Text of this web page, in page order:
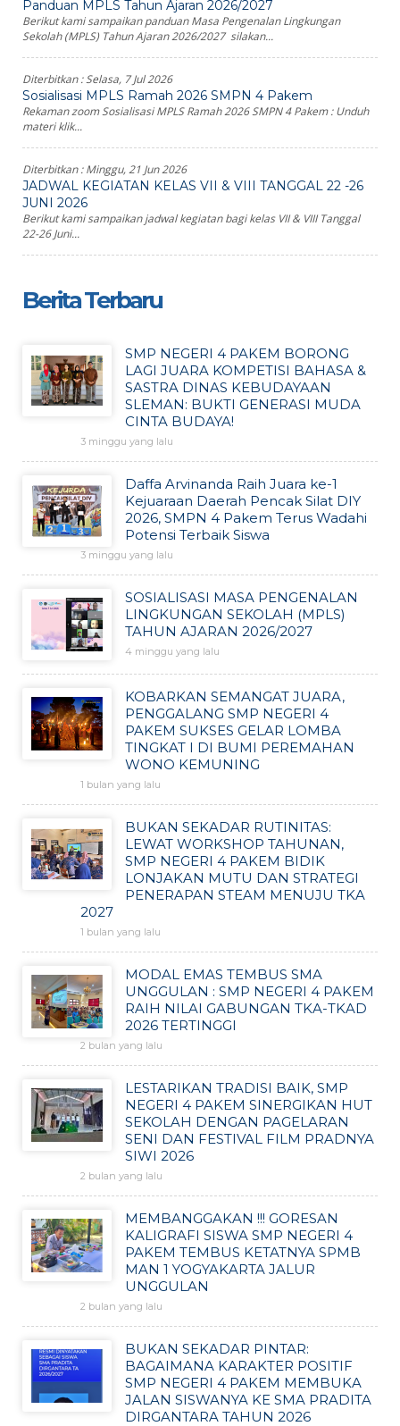
Panduan MPLS Tahun Ajaran 2026/2027
Berikut kami sampaikan panduan Masa Pengenalan Lingkungan
Sekolah (MPLS) Tahun Ajaran 2026/2027 silakan...
Diterbitkan :Selasa, 7 Jul 2026
Sosialisasi MPLS Ramah 2026 SMPN 4 Pakem
Rekaman zoom Sosialisasi MPLS Ramah 2026 SMPN 4 Pakem : Unduh
materi klik...
Diterbitkan :Minggu, 21 Jun 2026
JADWAL KEGIATAN KELAS VII & VIII TANGGAL 22 -26
JUNI 2026
Berikut kami sampaikan jadwal kegiatan bagi kelas VII & VIII Tanggal
22-26 Juni...
Berita Terbaru
SMP NEGERI 4 PAKEM BORONG
LAGI JUARA KOMPETISI BAHASA &
SASTRA DINAS KEBUDAYAAN
SLEMAN: BUKTI GENERASI MUDA
CINTA BUDAYA!
3 minggu yang lalu
Daffa Arvinanda Raih Juara ke-1
Kejuaraan Daerah Pencak Silat DIY
2026, SMPN 4 Pakem Terus Wadahi
Potensi Terbaik Siswa
3 minggu yang lalu
SOSIALISASI MASA PENGENALAN
LINGKUNGAN SEKOLAH (MPLS)
TAHUN AJARAN 2026/2027
4 minggu yang lalu
KOBARKAN SEMANGAT JUARA,
PENGGALANG SMP NEGERI 4
PAKEM SUKSES GELAR LOMBA
TINGKAT I DI BUMI PEREMAHAN
WONO KEMUNING
1 bulan yang lalu
BUKAN SEKADAR RUTINITAS:
LEWAT WORKSHOP TAHUNAN,
SMP NEGERI 4 PAKEM BIDIK
LONJAKAN MUTU DAN STRATEGI
PENERAPAN STEAM MENUJU TKA
2027
1 bulan yang lalu
MODAL EMAS TEMBUS SMA
UNGGULAN : SMP NEGERI 4 PAKEM
RAIH NILAI GABUNGAN TKA-TKAD
2026 TERTINGGI
2 bulan yang lalu
LESTARIKAN TRADISI BAIK, SMP
NEGERI 4 PAKEM SINERGIKAN HUT
SEKOLAH DENGAN PAGELARAN
SENI DAN FESTIVAL FILM PRADNYA
SIWI 2026
2 bulan yang lalu
MEMBANGGAKAN !!! GORESAN
KALIGRAFI SISWA SMP NEGERI 4
PAKEM TEMBUS KETATNYA SPMB
MAN 1 YOGYAKARTA JALUR
UNGGULAN
2 bulan yang lalu
BUKAN SEKADAR PINTAR:
BAGAIMANA KARAKTER POSITIF
SMP NEGERI 4 PAKEM MEMBUKA
JALAN SISWANYA KE SMA PRADITA
DIRGANTARA TAHUN 2026